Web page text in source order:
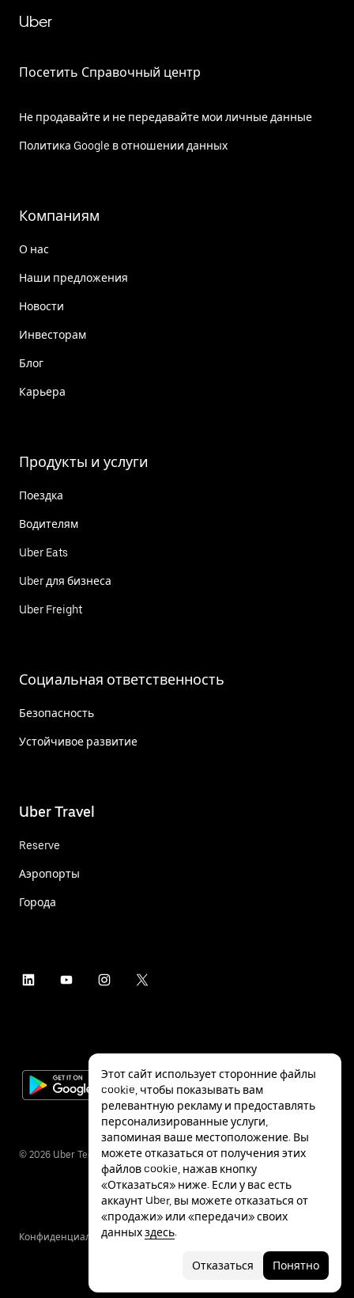
Uber
Посетить Справочный центр
Не продавайте и не передавайте мои личные данные
Политика Google в отношении данных
Компаниям
О нас
Наши предложения
Новости
Инвесторам
Блог
Карьера
Продукты и услуги
Поездка
Водителям
Uber Eats
Uber для бизнеса
Uber Freight
Социальная ответственность
Безопасность
Устойчивое развитие
Uber Travel
Reserve
Аэропорты
Города
© 2026 Uber Technologies Inc.
КонфиденциальностьСпециальные
Этот сайт использует сторонние файлы
cookie, чтобы показывать вам
релевантную рекламу и предоставлять
персонализированные услуги,
запоминая ваше местоположение. Вы
можете отказаться от получения этих
файлов cookie, нажав кнопку
«Отказаться» ниже. Если у вас есть
аккаунт Uber, вы можете отказаться от
«продажи» или «передачи» своих
данныхздесь.
Отказаться Понятно